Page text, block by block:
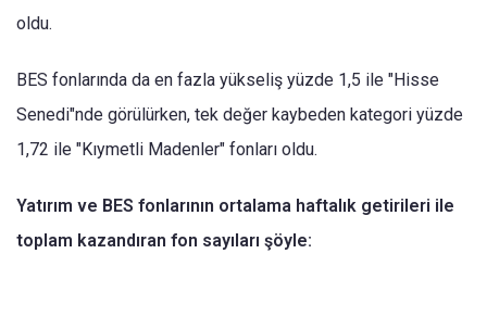
oldu.
BES fonlarında da en fazla yükseliş yüzde 1,5 ile "Hisse
Senedi"nde görülürken, tek değer kaybeden kategori yüzde
1,72 ile "Kıymetli Madenler" fonları oldu.
Yatırım ve BES fonlarının ortalama haftalık getirileri ile
toplam kazandıran fon sayıları şöyle: